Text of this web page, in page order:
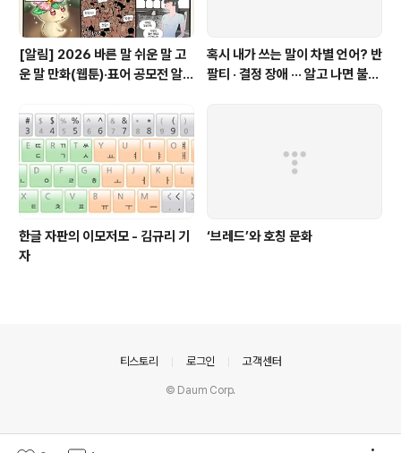
[알림] 2026 바른 말 쉬운 말 고
운 말 만화(웹툰)·표어 공모전 알림
혹시 내가 쓰는 말이 차별 언어? 반
팔티 · 결정 장애 ··· 알고 나면 불편
한글 자판의 이모저모 - 김규리 기
자
‘브레드’와 호칭 문화
티스토리 로그인 고객센터
© Daum Corp.